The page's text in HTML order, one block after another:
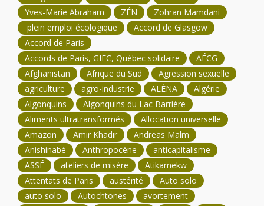
Yves-Marie Abraham
ZÉN
Zohran Mamdani
plein emploi écologique
Accord de Glasgow
Accord de Paris
Accords de Paris, GIEC, Québec solidaire
AÉCG
Afghanistan
Afrique du Sud
Agression sexuelle
agriculture
agro-industrie ALÉNA
Algérie
Algonquins
Algonquins du Lac Barrière
Aliments ultratransformés
Allocation universelle
Amazon
Amir Khadir
Andreas Malm
Anishinabé
Anthropocène
anticapitalisme
ASSÉ
ateliers de misère
Atikamekw
Attentats de Paris
austérité
Auto solo
auto solo
Autochtones
avortement